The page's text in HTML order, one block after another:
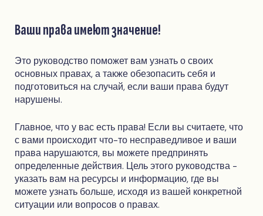
Ваши права имеют значение!
Это руководство поможет вам узнать о своих
основных правах, а также обезопасить себя и
подготовиться на случай, если ваши права будут
нарушены.
Главное, что у вас есть права! Если вы считаете, что
с вами происходит что-то несправедливое и ваши
права нарушаются, вы можете предпринять
определенные действия. Цель этого руководства -
указать вам на ресурсы и информацию, где вы
можете узнать больше, исходя из вашей конкретной
ситуации или вопросов о правах.